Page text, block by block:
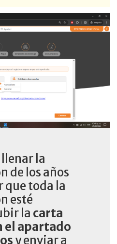
la
de los años
que toda la
esté
la carta
el apartado
y enviar a